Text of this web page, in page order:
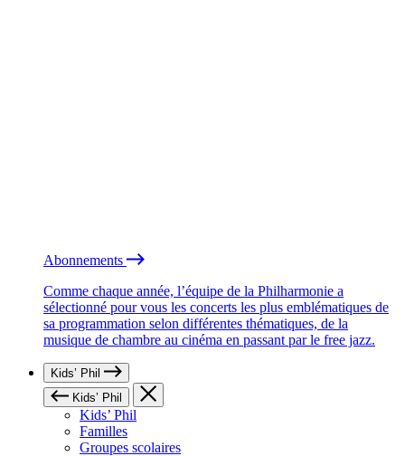
Abonnements
Comme chaque année, l’équipe de la Philharmonie a
sélectionné pour vous les concerts les plus emblématiques de
sa programmation selon différentes thématiques, de la
musique de chambre au cinéma en passant par le free jazz.
Kids’ Phil
Kids’ Phil
Kids’ Phil
Familles
Groupes scolaires